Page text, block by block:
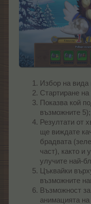
Избор на вида
Стартиране на
Показва кой
възможните 5);
Резултати от
ще виждате
брадвата
част), както и
улучите най-
Цъквайки
възможните
Възможност
анимацията